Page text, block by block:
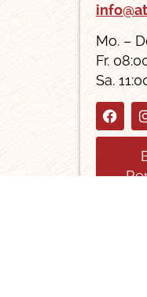
Mo. –
Fr.
Sa.